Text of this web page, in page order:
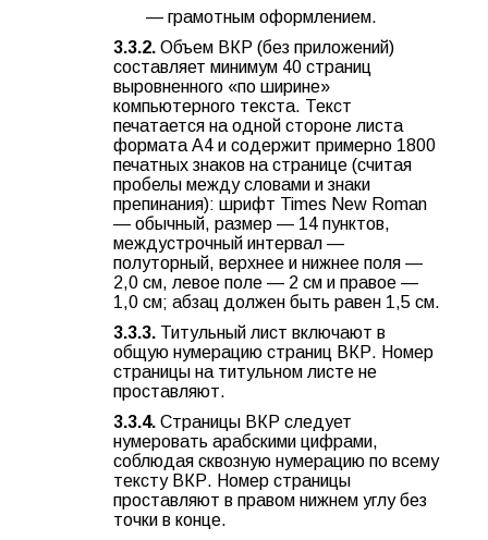
— грамотным оформлением.
3.3.2. Объем ВКР (без приложений)
составляет минимум 40 страниц
выровненного «по ширине»
компьютерного текста. Текст
печатается на одной стороне листа
формата А4 и содержит примерно 1800
печатных знаков на странице (считая
пробелы между словами и знаки
препинания): шрифт Times New Roman
— обычный, размер — 14 пунктов,
междустрочный интервал —
полуторный, верхнее и нижнее поля —
2,0 см, левое поле — 2 см и правое —
1,0 см; абзац должен быть равен 1,5 см.
3.3.3. Титульный лист включают в
общую нумерацию страниц ВКР. Номер
страницы на титульном листе не
проставляют.
3.3.4. Страницы ВКР следует
нумеровать арабскими цифрами,
соблюдая сквозную нумерацию по всему
тексту ВКР. Номер страницы
проставляют в правом нижнем углу без
точки в конце.